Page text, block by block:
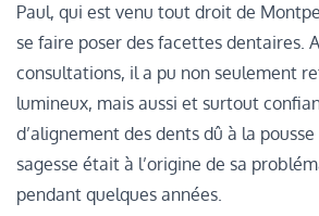
Paul, qui est venu tout droit de
se faire poser des facettes dentaires.
consultations, il a pu non seulement
lumineux, mais aussi et surtout
d’alignement des dents dû à la
sagesse était à l’origine de sa
pendant quelques années.